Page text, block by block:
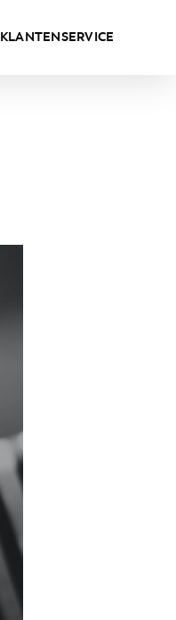
KLANTENSERVICE